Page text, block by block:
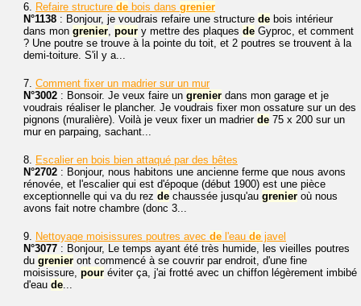
6. Refaire structure de bois dans grenier
N°1138 : Bonjour, je voudrais refaire une structure de bois intérieur
dans mon grenier, pour y mettre des plaques de Gyproc, et comment
? Une poutre se trouve à la pointe du toit, et 2 poutres se trouvent à la
demi-toiture. S'il y a...
7. Comment fixer un madrier sur un mur
N°3002 : Bonsoir. Je veux faire un grenier dans mon garage et je
voudrais réaliser le plancher. Je voudrais fixer mon ossature sur un des
pignons (muralière). Voilà je veux fixer un madrier de 75 x 200 sur un
mur en parpaing, sachant...
8. Escalier en bois bien attaqué par des bêtes
N°2702 : Bonjour, nous habitons une ancienne ferme que nous avons
rénovée, et l'escalier qui est d'époque (début 1900) est une pièce
exceptionnelle qui va du rez de chaussée jusqu'au grenier où nous
avons fait notre chambre (donc 3...
9. Nettoyage moisissures poutres avec de l'eau de javel
N°3077 : Bonjour, Le temps ayant été très humide, les vieilles poutres
du grenier ont commencé à se couvrir par endroit, d'une fine
moisissure, pour éviter ça, j'ai frotté avec un chiffon légèrement imbibé
d'eau de...